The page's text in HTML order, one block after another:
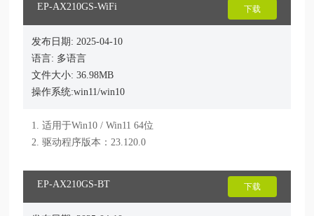
EP-AX210GS-WiFi 下载
发布日期: 2025-04-10
语言: 多语言
文件大小: 36.98MB
操作系统:win11/win10
1. 适用于Win10 / Win11 64位
2. 驱动程序版本：23.120.0
EP-AX210GS-BT 下载